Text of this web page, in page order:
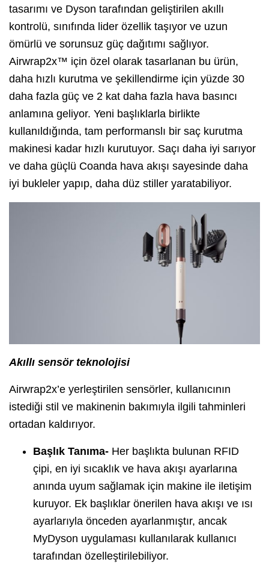
tasarımı ve Dyson tarafından geliştirilen akıllı
kontrolü, sınıfında lider özellik taşıyor ve uzun
ömürlü ve sorunsuz güç dağıtımı sağlıyor.
Airwrap2x™ için özel olarak tasarlanan bu ürün,
daha hızlı kurutma ve şekillendirme için yüzde 30
daha fazla güç ve 2 kat daha fazla hava basıncı
anlamına geliyor. Yeni başlıklarla birlikte
kullanıldığında, tam performanslı bir saç kurutma
makinesi kadar hızlı kurutuyor. Saçı daha iyi sarıyor
ve daha güçlü Coanda hava akışı sayesinde daha
iyi bukleler yapıp, daha düz stiller yaratabiliyor.
Akıllı sensör teknolojisi
Airwrap2x’e yerleştirilen sensörler, kullanıcının
istediği stil ve makinenin bakımıyla ilgili tahminleri
ortadan kaldırıyor.
Başlık Tanıma- Her başlıkta bulunan RFID
çipi, en iyi sıcaklık ve hava akışı ayarlarına
anında uyum sağlamak için makine ile iletişim
kuruyor. Ek başlıklar önerilen hava akışı ve ısı
ayarlarıyla önceden ayarlanmıştır, ancak
MyDyson uygulaması kullanılarak kullanıcı
tarafından özelleştirilebiliyor.